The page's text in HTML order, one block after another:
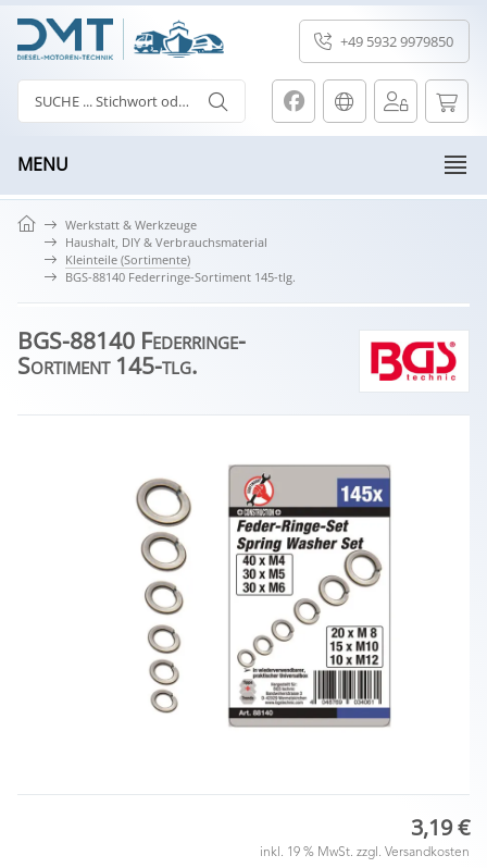
+49 5932 9979850
MENU
Werkstatt & Werkzeuge
Haushalt, DIY & Verbrauchsmaterial
Kleinteile (Sortimente)
BGS-88140 Federringe-Sortiment 145-tlg.
BGS-88140 Federringe-
Sortiment 145-tlg.
3,19 €
inkl. 19 % MwSt. zzgl. Versandkosten